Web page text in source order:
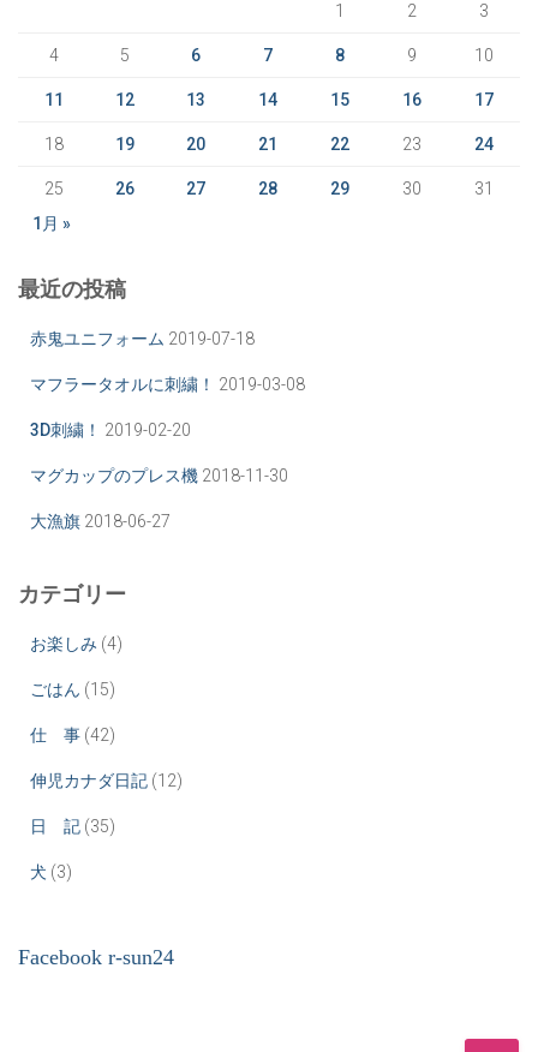
1 2 3
4 5 6 7 8 9 10
11 12 13 14 15 16 17
18 19 20 21 22 23 24
25 26 27 28 29 30
31
1月 »
最近の投稿
赤鬼ユニフォーム 2019-07-18
マフラータオルに刺繍！ 2019-03-08
3D刺繍！ 2019-02-20
マグカップのプレス機 2018-11-30
大漁旗 2018-06-27
カテゴリー
お楽しみ (4)
ごはん (15)
仕 事 (42)
伸児カナダ日記 (12)
日 記 (35)
犬 (3)
Facebook r-sun24